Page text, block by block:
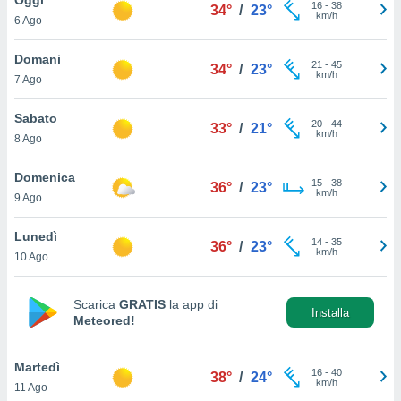
è
al sito
di
ci
di
il
un
la
nella
6 Ago
34° / 23° 16- 38
km/h
Domani
7 Ago
34° / 23° 21 - 45
km/h
Sabato
8 Ago
33° / 21° 20- 44
km/h
Domenica
9 Ago
36° / 23° 15- 38
km/h
Lunedì
10 Ago
36° / 23° 14- 35
km/h
Scarica GRATIS la app di
Meteored!
Installa
Martedì
11 Ago
38° / 24° 16- 40
km/h